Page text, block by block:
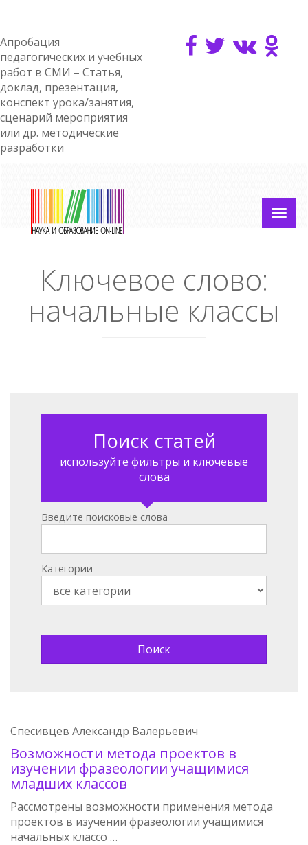
Апробация
педагогических и учебных
работ в СМИ – Статья,
доклад, презентация,
конспект урока/занятия,
сценарий мероприятия
или др. методические
разработки
Ключевое слово:
начальные классы
Поиск статей
используйте фильтры и ключевые
слова
Введите поисковые слова
Категории
Спесивцев Александр Валерьевич
Возможности метода проектов в
изучении фразеологии учащимися
младших классов
Рассмотрены возможности применения метода
проектов в изучении фразеологии учащимися
начальных классо …